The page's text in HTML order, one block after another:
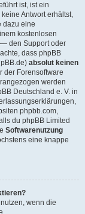
ist, ist ein
Antwort erhältst,
dazu eine
kostenlosen
— den Support oder
dass phpBB
absolut keinen
der Forensoftware
werden
Deutschland e. V. in
phpbb.com,
du phpBB Limited
Softwarenutzung
eine knappe
wenn die